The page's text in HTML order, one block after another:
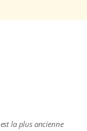
la plus ancienne